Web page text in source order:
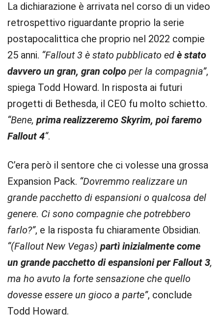
La dichiarazione è arrivata nel corso di un video
retrospettivo riguardante proprio la serie
postapocalittica che proprio nel 2022 compie
25 anni. “Fallout 3 è stato pubblicato ed è stato
davvero un gran, gran colpo per la compagnia”,
spiega Todd Howard. In risposta ai futuri
progetti di Bethesda, il CEO fu molto schietto.
“Bene, prima realizzeremo Skyrim, poi faremo
Fallout 4“.
C’era però il sentore che ci volesse una grossa
Expansion Pack. “Dovremmo realizzare un
grande pacchetto di espansioni o qualcosa del
genere. Ci sono compagnie che potrebbero
farlo?”, e la risposta fu chiaramente Obsidian.
“(Fallout New Vegas) partì inizialmente come
un grande pacchetto di espansioni per Fallout 3,
ma ho avuto la forte sensazione che quello
dovesse essere un gioco a parte”, conclude
Todd Howard.